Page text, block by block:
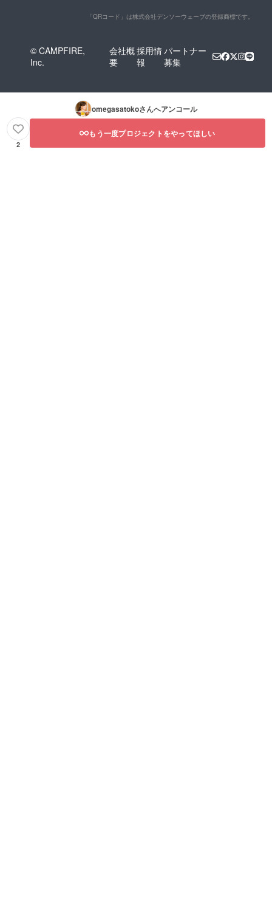
「QRコード」は株式会社デンソーウェーブの登録商標です。
© CAMPFIRE,
Inc.
会社概
要
採用情
報
パートナー
募集
omegasatokoさんへアンコール
2
もう一度プロジェクトをやってほしい